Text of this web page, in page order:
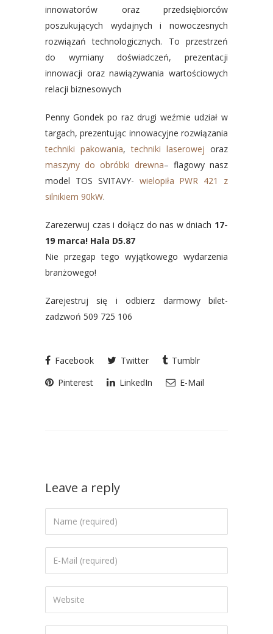
innowatorów oraz przedsiębiorców
poszukujących wydajnych i nowoczesnych
rozwiązań technologicznych. To przestrzeń
do wymiany doświadczeń, prezentacji
innowacji oraz nawiązywania wartościowych
relacji biznesowych
Penny Gondek po raz drugi weźmie udział w
targach, prezentując innowacyjne rozwiązania
techniki pakowania,techniki laserowej oraz
maszyny do obróbki drewna– flagowy nasz
model TOS SVITAVY- wielopiła PWR 421 z
silnikiem 90kW.
Zarezerwuj czas i dołącz do nas w dniach 17-
19 marca! Hala D5.87
Nie przegap tego wyjątkowego wydarzenia
branżowego!
Zarejestruj się i odbierz darmowy bilet-
zadzwoń 509 725 106
Facebook Twitter
Tumblr
Pinterest
LinkedIn E-Mail
Leave a reply